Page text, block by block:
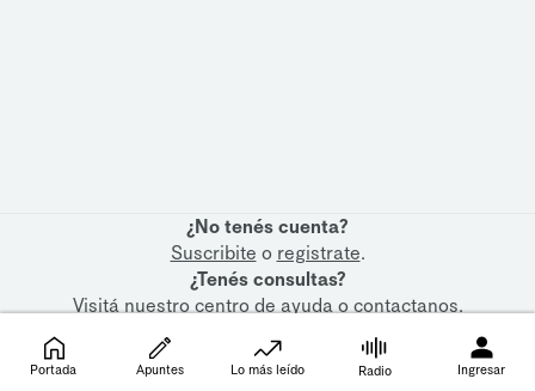
¿No tenés cuenta?
Suscribite o registrate.
¿Tenés consultas?
Visitá nuestrocentro de ayudaocontactanos.
Portada Apuntes Lo más leído Radio Ingresar